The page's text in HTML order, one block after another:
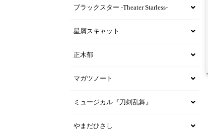
ブラックスター -Theater Starless-
星屑スキャット
正木郁
マガツノート
ミュージカル『刀剣乱舞』
やまだひさし